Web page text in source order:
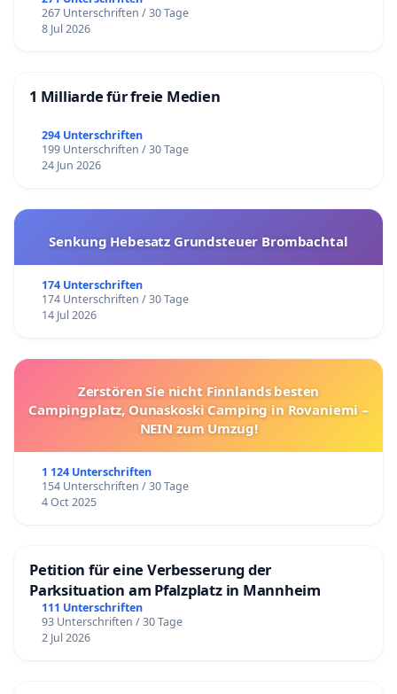
267 Unterschriften / 30 Tage
8 Jul 2026
1 Milliarde für freie Medien
294 Unterschriften
199 Unterschriften / 30 Tage
24 Jun 2026
Senkung Hebesatz Grundsteuer Brombachtal
174 Unterschriften
174 Unterschriften / 30 Tage
14 Jul 2026
Zerstören Sie nicht Finnlands besten
Campingplatz, Ounaskoski Camping in Rovaniemi –
NEIN zum Umzug!
1 124 Unterschriften
154 Unterschriften / 30 Tage
4 Oct 2025
Petition für eine Verbesserung der
Parksituation am Pfalzplatz in Mannheim
111 Unterschriften
93 Unterschriften / 30 Tage
2 Jul 2026